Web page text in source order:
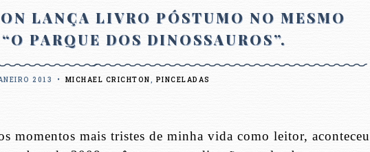
LANÇA LIVRO PÓSTUMO NO MESMO
PARQUE DOS DINOSSAUROS”.
2013 • MICHAEL CRICHTON, PINCELADAS
momentos mais tristes de minha vida como leitor, aconteceu